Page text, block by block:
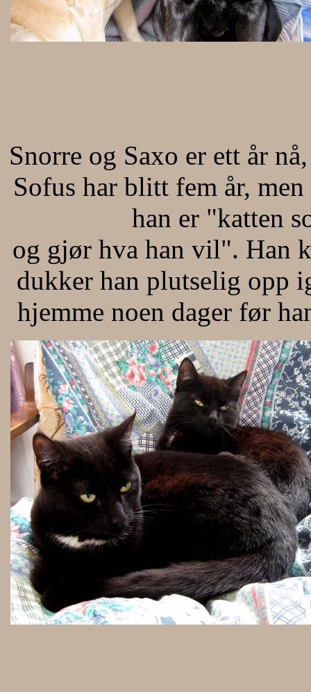
Snorre og Saxo er ett år
Sofus har blitt fem år,
han er "katten
og gjør hva han vil". Han
dukker han plutselig opp
hjemme noen dager før